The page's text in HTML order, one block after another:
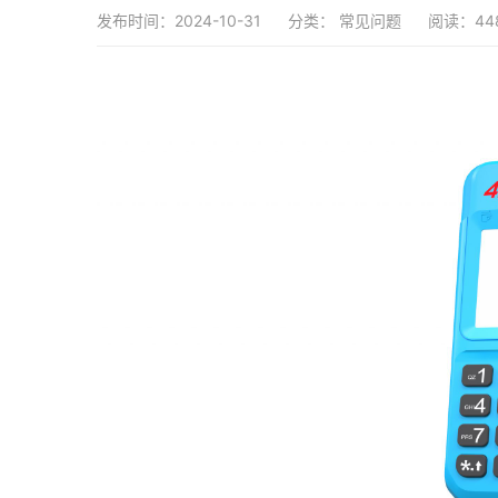
发布时间：2024-10-31 分类： 常见问题 阅读：